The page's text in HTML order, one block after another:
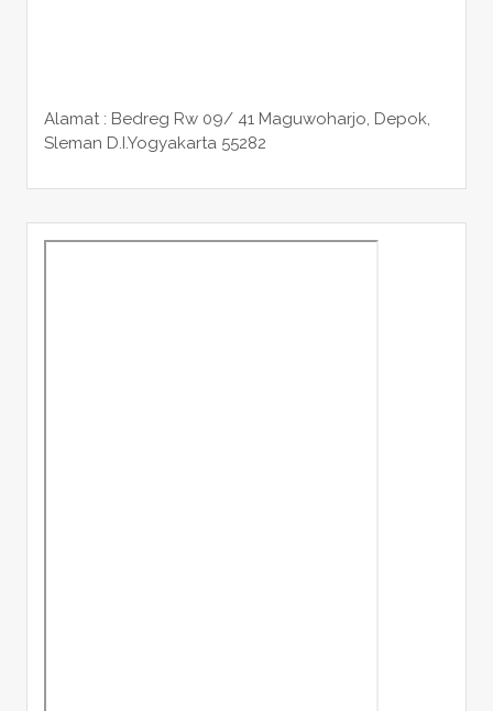
Alamat : Bedreg Rw 09/ 41 Maguwoharjo, Depok,
Sleman D.I.Yogyakarta 55282